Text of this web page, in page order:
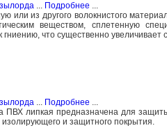
... Подробнее ...
или из другого волокнистого
веществом, сплетенную
что существенно увеличивает
... Подробнее ...
липкая предназначена для
изолирующего и защитного покрытия.